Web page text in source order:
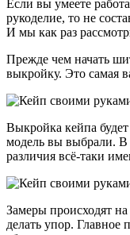
Если вы умеете
рукоделие, то не
И мы как раз
Прежде чем начать
выкройку. Это самая
Выкройка кейпа
модель вы выбрали.
различия всё-таки
Замеры происходят
делать упор. Главное